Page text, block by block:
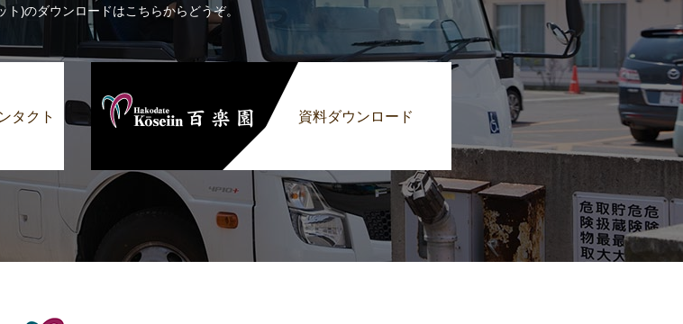
ト)のダウンロードはこちらからどうぞ。
タクト 資料ダウンロード